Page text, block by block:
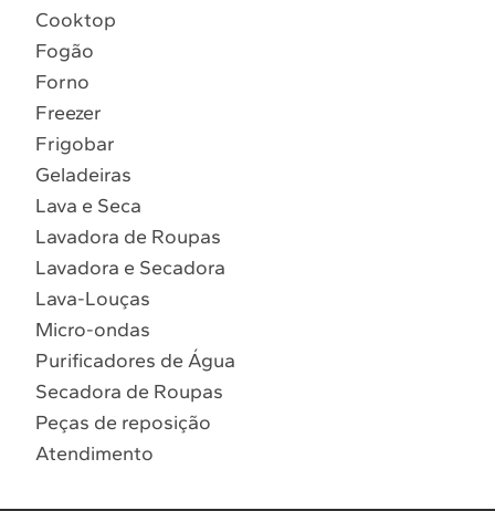
Localizar assistência técnica
8º Embutir
9º Combos
Cooktop
Fogão
Forno
Freezer
Frigobar
Geladeiras
Lava e Seca
Lavadora de Roupas
Lavadora e Secadora
Lava-Louças
Micro-ondas
Purificadores de Água
Secadora de Roupas
Peças de reposição
Atendimento